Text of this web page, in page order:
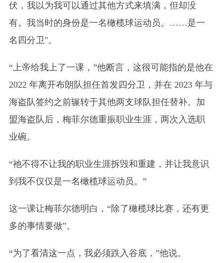
伏，我以为我可以通过其他方式来填满，但却没
有。我当时的身份是一名橄榄球运动员。……是一
名四分卫"。
“上帝给我上了一课，”他断言，这很可能指的是他在
2022 年离开布朗队担任首发四分卫，并在 2023 年与
海盗队签约之前辗转于其他两支球队担任替补。加
盟海盗队后，梅菲尔德重振职业生涯，两次入选职
业碗。
“祂不得不让我的职业生涯拆毁和重建，并让我意识
到我不仅仅是一名橄榄球运动员。”
这一课让梅菲尔德明白，“除了橄榄球比赛，还有更
多的事情要做”。
“为了看清这一点，我必须跌入谷底，”他说。